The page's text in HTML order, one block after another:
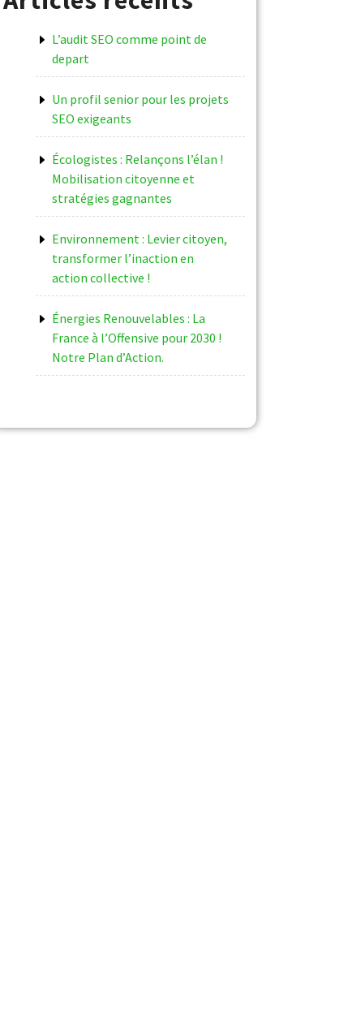
L’audit SEO comme point de
depart
Un profil senior pour les projets
SEO exigeants
Écologistes : Relançons l’élan !
Mobilisation citoyenne et
stratégies gagnantes
Environnement : Levier citoyen,
transformer l’inaction en
action collective !
Énergies Renouvelables : La
France à l’Offensive pour 2030 !
Notre Plan d’Action.